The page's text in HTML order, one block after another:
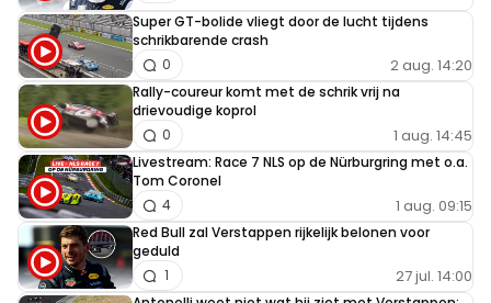
geleden. Moet je dat nu echt nog aanhalen om
Kamphues te kleineren. Ik ben het wel met je
eens dat het een kletskous is met de
onhebbelijkheid nooit iemand uit te laten praten.
Doornbos heb ik wel hoog zitten. Dat is echt
geen kletskous, maar iemand die het meestal
gewoon bij het rechte eind heeft.
F1enFEforlife
7 maart 2020 20:53
Super GT-bolide vliegt door de lucht tijdens
schrikbarende crash
2 aug. 14:20
0
Rally-coureur komt met de schrik vrij na
drievoudige koprol
1 aug. 14:45
0
Livestream: Race 7 NLS op de Nürburgring met o.a.
Tom Coronel
1 aug. 09:15
4
Red Bull zal Verstappen rijkelijk belonen voor
geduld
27 jul. 14:00
1